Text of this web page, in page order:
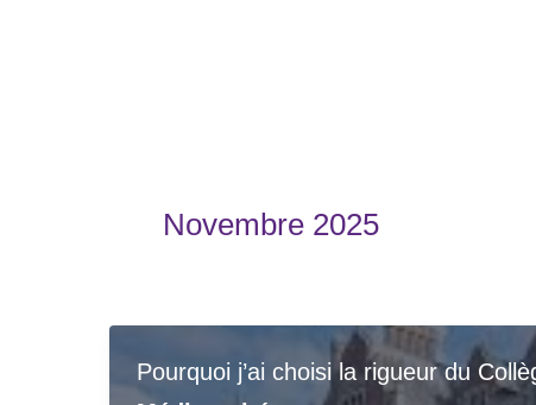
Novembre 2025
Pourquoi j’ai choisi la rigueur du